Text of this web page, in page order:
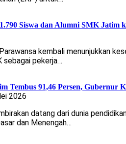
Siswa dan Alumni SMK Jatim
kembali menunjukkan
sebagai pekerja…
Tembus 91,46 Persen,
2026
datang dari dunia
dan Menengah…